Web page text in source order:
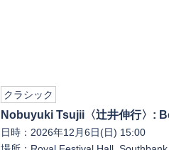
クラシック
Nobuyuki Tsujii〈辻井伸行〉:
日時：2026年12月6日(日) 15:00